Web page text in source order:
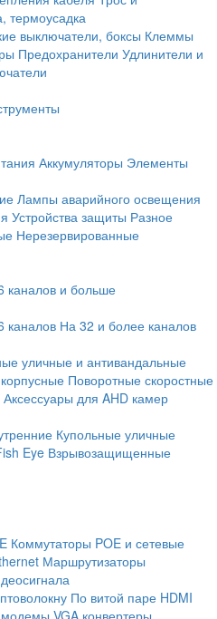
термоусадка
выключатели, боксы Клеммы
Предохранители Удлинители и
Аккумуляторы Элементы
Лампы аварийного освещения
Устройства защиты Разное
Нерезервированные
каналов и больше
каналов На 32 и более каналов
уличные и антивандальные
Поворотные скоростные
Аксессуары для AHD камер
Купольные уличные
Eye Взрывозащищенные
Коммутаторы POE и сетевые
Маршрутизаторы
По витой паре HDMI